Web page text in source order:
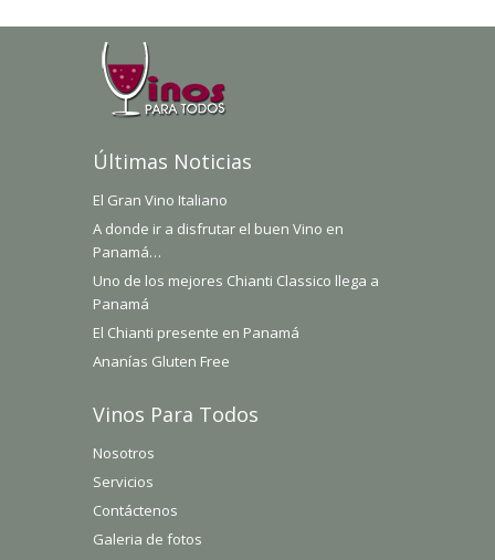
Últimas Noticias
El Gran Vino Italiano
A donde ir a disfrutar el buen Vino en
Panamá…
Uno de los mejores Chianti Classico llega a
Panamá
El Chianti presente en Panamá
Ananías Gluten Free
Vinos Para Todos
Nosotros
Servicios
Contáctenos
Galeria de fotos